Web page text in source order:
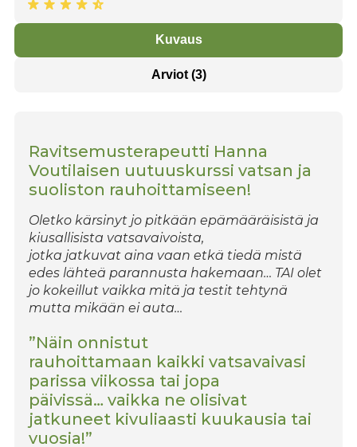
Kuvaus
Arviot (3)
Ravitsemusterapeutti Hanna
Voutilaisen uutuuskurssi vatsan ja
suoliston rauhoittamiseen!
Oletko kärsinyt jo pitkään epämääräisistä ja
kiusallisista vatsavaivoista,
jotka jatkuvat aina vaan etkä tiedä mistä
edes lähteä parannusta hakemaan… TAI olet
jo kokeillut vaikka mitä ja testit tehtynä
mutta mikään ei auta…
”Näin onnistut
rauhoittamaan kaikki vatsavaivasi
parissa viikossa tai jopa
päivissä… vaikka ne olisivat
jatkuneet kivuliaasti kuukausia tai
vuosia!”